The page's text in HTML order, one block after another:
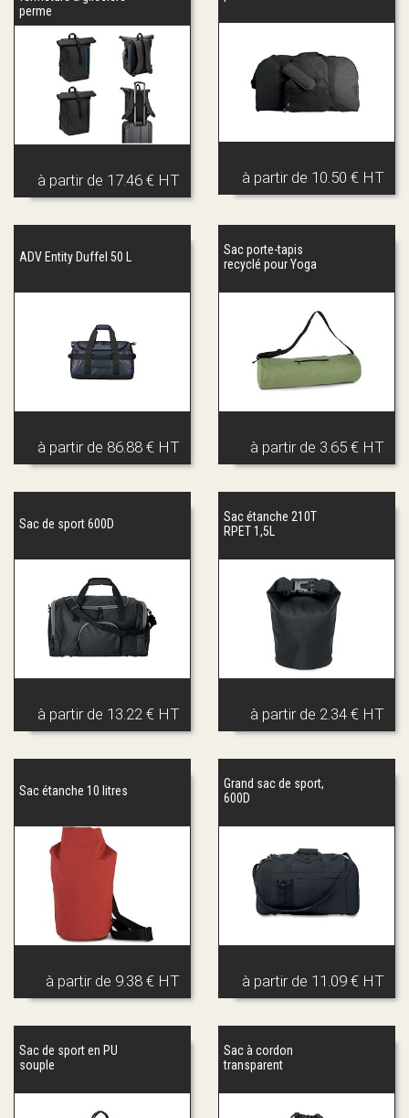
perme
à partir de 17.46 € HT à partir de 10.50 € HT
ADV Entity Duffel 50 L
à partir de 86.88 € HT
Sac porte-tapis
recyclé pour Yoga
à partir de 3.65 € HT
Sac de sport 600D
à partir de 13.22 € HT
Sac étanche 210T
RPET 1,5L
à partir de 2.34 € HT
Sac étanche 10 litres
à partir de 9.38 € HT
Grand sac de sport,
600D
à partir de 11.09 € HT
Sac de sport en PU
souple
Sac à cordon
transparent